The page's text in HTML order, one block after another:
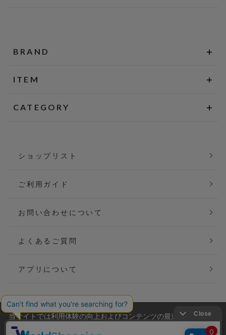
BRAND
ITEM
CATEGORY
ショップリスト
ご利用ガイド
お問い合わせについて
よくあるご質問
アプリについて
会社概要
当サイトでは利用体験の向上およびコンテンツの最適な提供、ト
ラフィックの分析を目的としてCookieを使用しています。